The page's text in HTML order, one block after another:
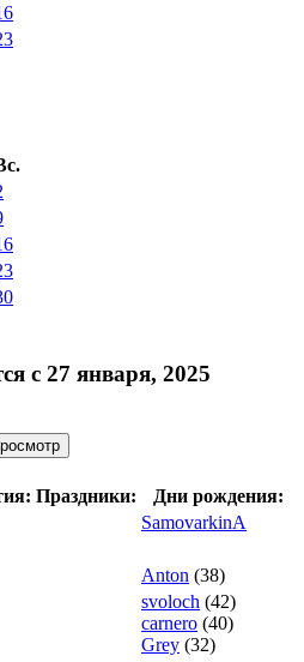
с 27 января, 2025
Праздники:
Дни рождения:
SamovarkinA
Anton (38)
svoloch (42)
carnero (40)
Grey (32)